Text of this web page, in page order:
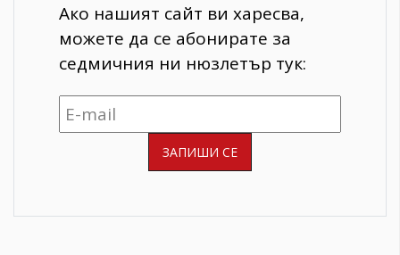
Ако нашият сайт ви харесва,
можете да се абонирате за
седмичния ни нюзлетър тук: